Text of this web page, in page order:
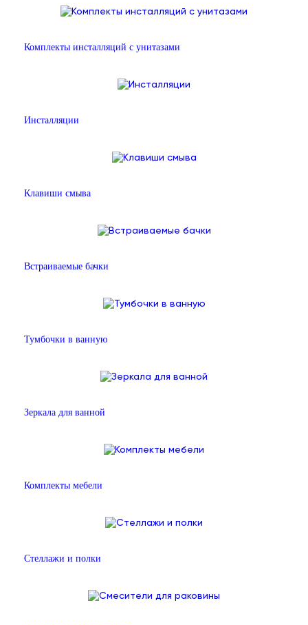
Комплекты инсталляций с унитазами
Инсталляции
Клавиши смыва
Встраиваемые бачки
Тумбочки в ванную
Зеркала для ванной
Комплекты мебели
Стеллажи и полки